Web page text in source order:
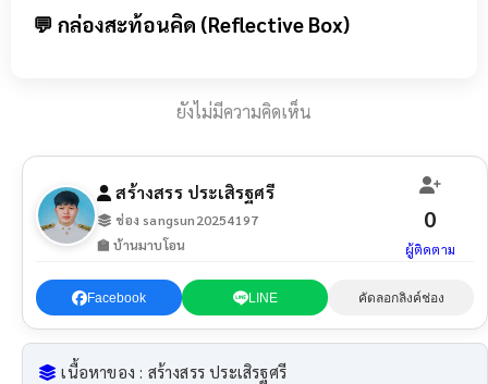
💬 กล่องสะท้อนคิด (Reflective Box)
ยังไม่มีความคิดเห็น
สร้างสรร ประเสิรฐศรี
ช่อง sangsun20254197
🏫 บ้านมาบโอน
0
ผู้ติดตาม
Facebook LINE คัดลอกลิงค์ช่อง
เนื้อหาของ : สร้างสรร ประเสิรฐศรี